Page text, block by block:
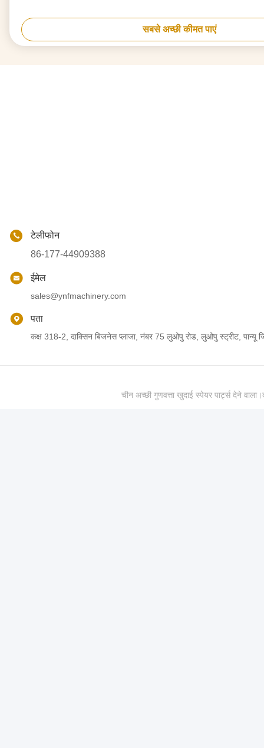
सबसे अच्छी कीमत पाएं
टेलीफोन
86-177-44909388
ईमेल
sales@ynfmachinery.com
पता
कक्ष 318-2, दाक्सिन बिजनेस प्लाजा, नंबर 75 लुओपु रोड, लुओपु स्ट्रीट, पान्यू
चीन अच्छी गुणवत्ता खुदाई स्पेयर पार्ट्स देने